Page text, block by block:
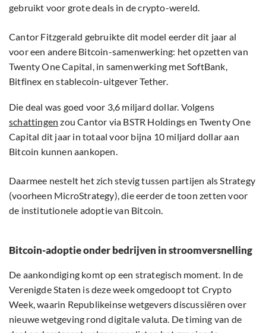
gebruikt voor grote deals in de crypto-wereld.
Cantor Fitzgerald gebruikte dit model eerder dit jaar al
voor een andere Bitcoin-samenwerking: het opzetten van
Twenty One Capital, in samenwerking met SoftBank,
Bitfinex en stablecoin-uitgever Tether.
Die deal was goed voor 3,6 miljard dollar. Volgens
schattingen zou Cantor via BSTR Holdings en Twenty One
Capital dit jaar in totaal voor bijna 10 miljard dollar aan
Bitcoin kunnen aankopen.
Daarmee nestelt het zich stevig tussen partijen als Strategy
(voorheen MicroStrategy), die eerder de toon zetten voor
de institutionele adoptie van Bitcoin.
Bitcoin-adoptie onder bedrijven in stroomversnelling
De aankondiging komt op een strategisch moment. In de
Verenigde Staten is deze week omgedoopt tot Crypto
Week, waarin Republikeinse wetgevers discussiëren over
nieuwe wetgeving rond digitale valuta. De timing van de